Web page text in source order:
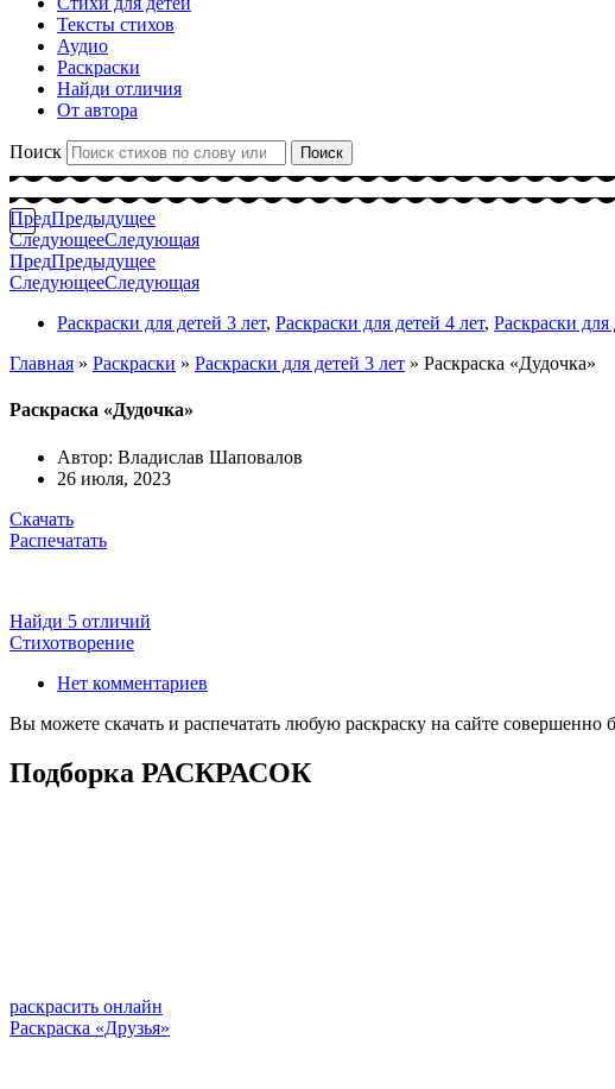
Тексты стихов
Аудио
Раскраски
Найди отличия
От автора
Поиск Поиск
ПредПредыдущее
СледующееСледующая
ПредПредыдущее
СледующееСледующая
Раскраски для детей 3 лет, Раскраски для детей 4 лет, Раскраски для
Главная » Раскраски » Раскраски для детей 3 лет » Раскраска «Дудочка»
Раскраска «Дудочка»
Автор: Владислав Шаповалов
26 июля, 2023
Скачать
Распечатать
Найди 5 отличий
Стихотворение
Нет комментариев
Вы можете скачать и распечатать любую раскраску на сайте совершенно
Подборка РАСКРАСОК
раскрасить онлайн
Раскраска «Друзья»